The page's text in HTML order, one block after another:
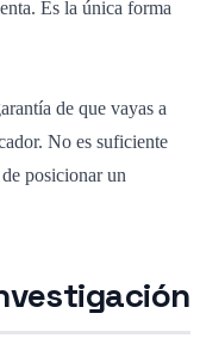
Es la única forma
de que vayas a
No es suficiente
posicionar un